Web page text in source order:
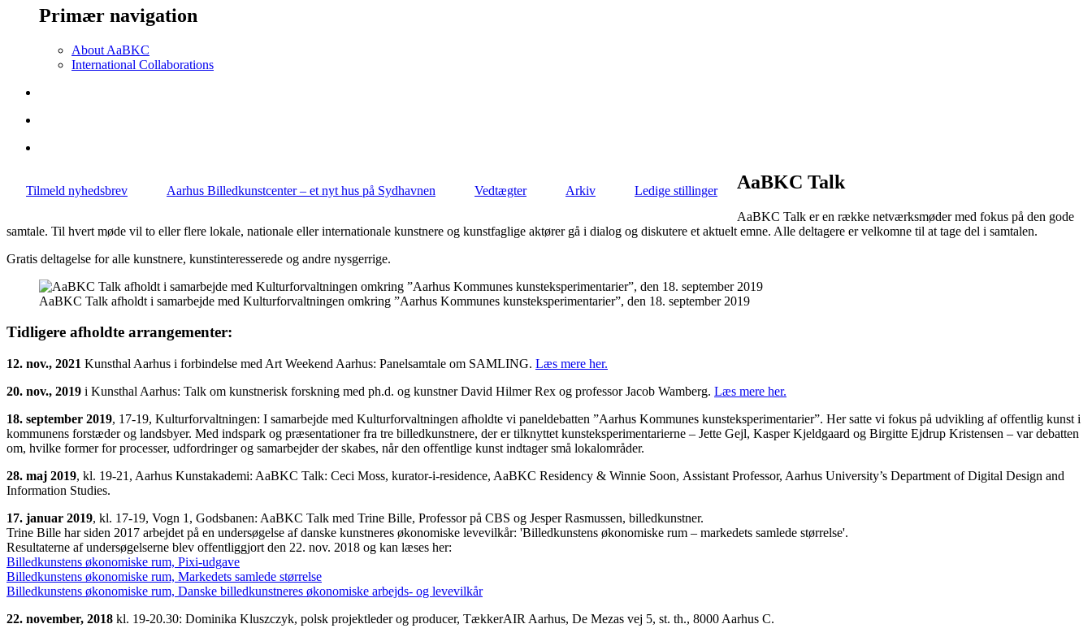
Primær navigation
About AaBKC
International Collaborations
Tilmeld nyhedsbrev Aarhus Billedkunstcenter – et nyt hus på Sydhavnen Vedtægter Arkiv Ledige stillinger AaBKC Talk
AaBKC Talk er en række netværksmøder med fokus på den gode
samtale. Til hvert møde vil to eller flere lokale, nationale eller internationale kunstnere og kunstfaglige aktører gå i dialog og diskutere et aktuelt emne. Alle deltagere er velkomne til at tage del i samtalen.
Gratis deltagelse for alle kunstnere, kunstinteresserede og andre nysgerrige.
AaBKC Talk afholdt i samarbejde med Kulturforvaltningen omkring ”Aarhus Kommunes kunsteksperimentarier”, den 18. september 2019
Tidligere afholdte arrangementer:
12. nov., 2021 Kunsthal Aarhus i forbindelse med Art Weekend Aarhus: Panelsamtale om SAMLING. Læs mere her.
20. nov., 2019 i Kunsthal Aarhus: Talk om kunstnerisk forskning med ph.d. og kunstner David Hilmer Rex og professor Jacob Wamberg. Læs mere her.
18. september 2019, 17-19, Kulturforvaltningen: I samarbejde med Kulturforvaltningen afholdte vi paneldebatten ”Aarhus Kommunes kunsteksperimentarier”. Her satte vi fokus på udvikling af offentlig kunst i
kommunens forstæder og landsbyer. Med indspark og præsentationer fra tre billedkunstnere, der er tilknyttet kunsteksperimentarierne – Jette Gejl, Kasper Kjeldgaard og Birgitte Ejdrup Kristensen – var debatten
om, hvilke former for processer, udfordringer og samarbejder der skabes, når den offentlige kunst indtager små lokalområder.
28. maj 2019, kl. 19-21, Aarhus Kunstakademi: AaBKC Talk: Ceci Moss, kurator-i-residence, AaBKC Residency & Winnie Soon, Assistant Professor, Aarhus University’s Department of Digital Design and
Information Studies.
17. januar 2019, kl. 17-19, Vogn 1, Godsbanen: AaBKC Talk med Trine Bille, Professor på CBS og Jesper Rasmussen, billedkunstner.
Trine Bille har siden 2017 arbejdet på en undersøgelse af danske kunstneres økonomiske levevilkår: 'Billedkunstens økonomiske rum – markedets samlede størrelse'.
Resultaterne af undersøgelserne blev offentliggjort den 22. nov. 2018 og kan læses her:
Billedkunstens økonomiske rum, Pixi-udgave
Billedkunstens økonomiske rum, Markedets samlede størrelse
Billedkunstens økonomiske rum, Danske billedkunstneres økonomiske arbejds- og levevilkår
22. november, 2018 kl. 19-20.30: Dominika Kluszczyk, polsk projektleder og producer, TækkerAIR Aarhus, De Mezas vej 5, st. th., 8000 Aarhus C.